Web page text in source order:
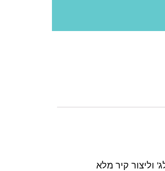
20\20, מוזמנת להרכיב קולג' וליצור קיר מלא